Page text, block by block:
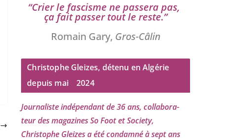
“Crier le fas­cisme ne pas­se­ra pas,
ça fait pas­ser tout le reste.”
Romain Gary, Gros-Câlin
Christophe Gleizes, détenu en Algérie
depuis mai
2024
Journaliste indé­pen­dant de36ans, col­la­bo­ra­
teur des maga­zines So Foot et Society,
Christophe Gleizesa été condam­né à sept ans